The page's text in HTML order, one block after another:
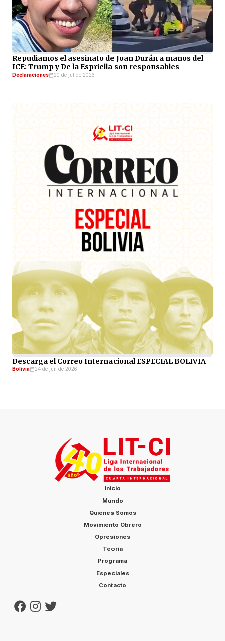
Repudiamos el asesinato de Joan Durán a manos del
ICE: Trump y De la Espriella son responsables
Declaraciones 20 de jul de 2026
Descarga el Correo Internacional ESPECIAL BOLIVIA
Bolivia 24 de jun de 2026
Inicio
Mundo
Quienes Somos
Movimiento Obrero
Opresiones
Teoría
Programa
Especiales
Contacto